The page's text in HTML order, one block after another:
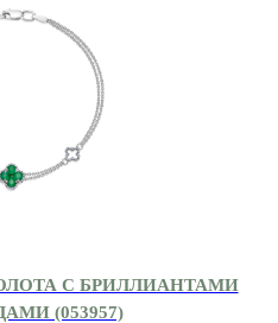
С БРИЛЛИАНТАМИ
(053957)